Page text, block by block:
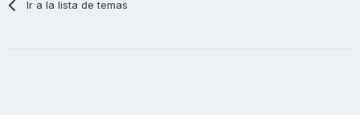
Ir a la lista de temas